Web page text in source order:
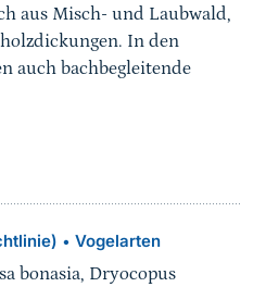
aus Misch- und Laubwald,
In den
auch bachbegleitende
• Vogelarten
bonasia, Dryocopus